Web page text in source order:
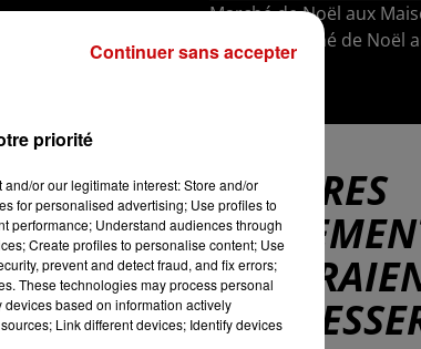
Marché de Noël aux
Marché de Noël
Oberkirch
D'AUTRES
priorité
or our legitimate interest: Store and/or
for personalised advertising; Use profiles to
performance; Understand audiences through
Create profiles to personalise content; Use
prevent and detect fraud, and fix errors;
These technologies may process personal
based on information actively
Link different devices; Identify devices
Continuer sans accepter